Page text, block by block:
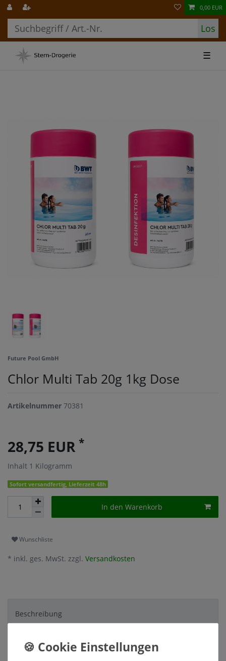
Los
0,00 EUR
☰
Future Pool GmbH
Chlor Multi Tab 20g 1kg Dose
Artikelnummer 70381
28,75 EUR *
Inhalt 1 Kilogramm
Sofort versandfertig, Lieferzeit 48h
In den Warenkorb
Wunschliste
* inkl. ges. MwSt. zzgl. Versandkosten
Beschreibung
Weitere Details